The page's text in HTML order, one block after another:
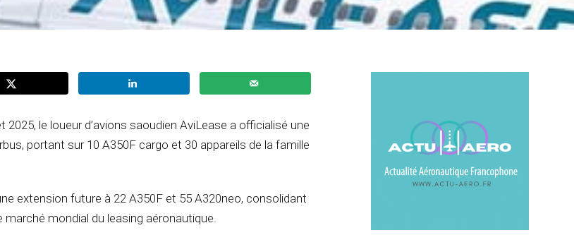
2025, le loueur d’avions saoudien AviLease a officialisé une
portant sur 10 A350F cargo et 30 appareils de la famille
extension future à 22 A350F et 55 A320neo, consolidant
marché mondial du leasing aéronautique.